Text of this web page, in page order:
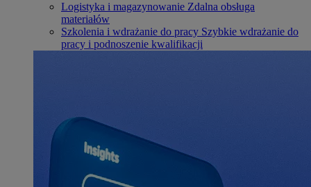
Logistyka i magazynowanie Zdalna obsługa
materiałów
Szkolenia i wdrażanie do pracy Szybkie wdrażanie do
pracy i podnoszenie kwalifikacji